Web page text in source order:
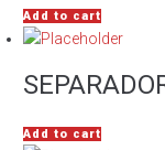
Add to cart
Add to cart